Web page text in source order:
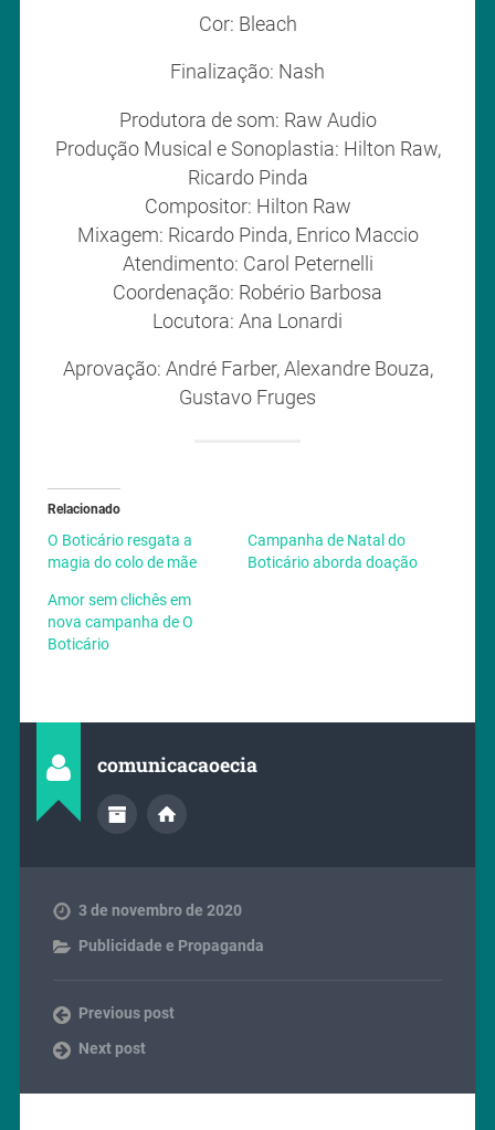
Cor: Bleach
Finalização: Nash
Produtora de som: Raw Audio
Produção Musical e Sonoplastia: Hilton Raw,
Ricardo Pinda
Compositor: Hilton Raw
Mixagem: Ricardo Pinda, Enrico Maccio
Atendimento: Carol Peternelli
Coordenação: Robério Barbosa
Locutora: Ana Lonardi
Aprovação: André Farber, Alexandre Bouza,
Gustavo Fruges
Relacionado
O Boticário resgata a
magia do colo de mãe
Campanha de Natal do
Boticário aborda doação
Amor sem clichês em
nova campanha de O
Boticário
comunicacaoecia
3 de novembro de 2020
Publicidade e Propaganda
Previous post
Next post